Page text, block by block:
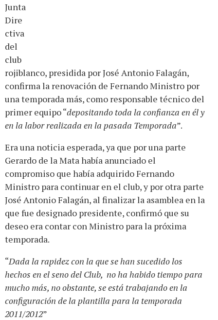
Junta
Dire
ctiva
del
club
rojiblanco, presidida por José Antonio Falagán,
confirma la renovación de Fernando Ministro por
una temporada más, como responsable técnico del
primer equipo “depositando toda la confianza en él y
en la labor realizada en la pasada Temporada”.
Era una noticia esperada, ya que por una parte
Gerardo de la Mata había anunciado el
compromiso que había adquirido Fernando
Ministro para continuar en el club, y por otra parte
José Antonio Falagán, al finalizar la asamblea en la
que fue designado presidente, confirmó que su
deseo era contar con Ministro para la próxima
temporada.
“Dada la rapidez con la que se han sucedido los
hechos en el seno del Club, no ha habido tiempo para
mucho más, no obstante, se está trabajando en la
configuración de la plantilla para la temporada
2011/2012”